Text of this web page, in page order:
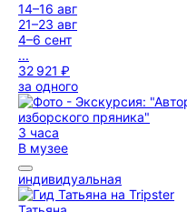
14–16 авг
21–23 авг
4–6 сент
...
32 921 ₽
за одного
3 часа
В музее
индивидуальная